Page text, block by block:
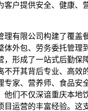
客户提供安全、健康、
理有限公司构建了覆盖
体外包、劳务委托管理
，形成了一站式后勤保
不开其背后专业、高效
专家、营养师、食品安
他们不仅深谙重庆本地
目运营的丰富经验。这